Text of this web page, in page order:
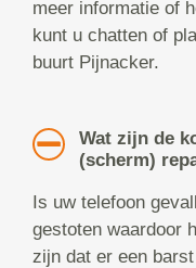
meer informatie of
kunt u chatten of
buurt Pijnacker.
Wat zijn de
(scherm)
Is uw telefoon
gestoten waardoor
zijn dat er een